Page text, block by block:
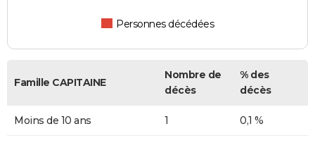
Personnes décédées
Famille CAPITAINE
Nombre de
décès
% des
décès
Moins de 10 ans 1 0,1 %